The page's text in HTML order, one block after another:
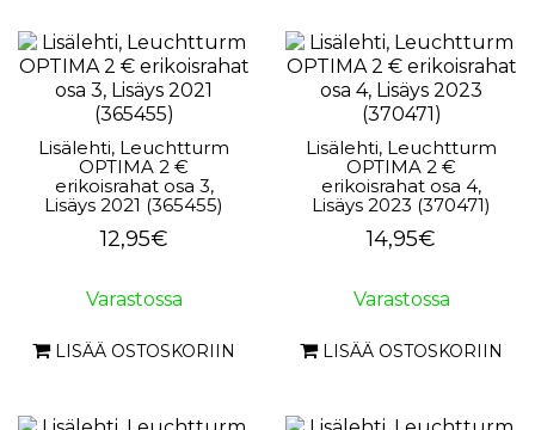
Lisälehti, Leuchtturm
OPTIMA 2 €
erikoisrahat osa 3,
Lisäys 2021 (365455)
12,95€
Varastossa
LISÄÄ OSTOSKORIIN
Lisälehti, Leuchtturm
OPTIMA 2 €
erikoisrahat osa 4,
Lisäys 2023 (370471)
14,95€
Varastossa
LISÄÄ OSTOSKORIIN